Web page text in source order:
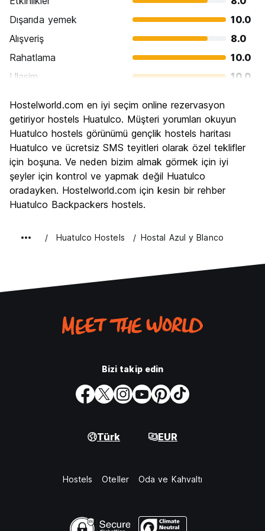
Dışarıda yemek
10.0
Alışveriş
8.0
Rahatlama
10.0
Ulasim
10.0
Kültür
10.0
Gece hayatı
Ekonomik
10.0
Hostelworld.com en iyi seçim online rezervasyon
getiriyor hostels Huatulco. Müşteri yorumları okuyun
Huatulco hostels görünümü gençlik hostels haritası
Huatulco ve ücretsiz SMS teyitleri olarak özel teklifler
için boşuna. Ve neden bizim almak görmek için iyi
şeyler için kontrol ve yapmak değil Huatulco
oradayken. Hostelworld.com için kesin bir rehber
Huatulco Backpackers hostels.
Huatulco Hostels Hostal Azul y Blanco
Bizi takip edin
Türk EUR
Hostels Oteller Oda ve Kahvaltı